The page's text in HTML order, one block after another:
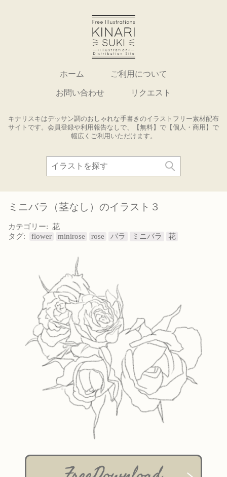
ホーム ご利用について
お問い合わせ リクエスト
キナリスキはデッサン調のおしゃれな手書きのイラストフリー素材配布
サイトです。会員登録や利用報告なしで、【無料】で【個人・商用】で
幅広くご利用いただけます。
ミニバラ（茎なし）のイラスト３
カテゴリー: 花
タグ:
flower minirose rose バラ ミニバラ 花